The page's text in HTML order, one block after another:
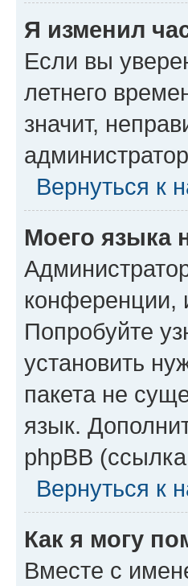
Я изменил
Если вы
летнего
значит,
Вернуться к
Моего языка
конференции,
Попробуйте
установить
пакета не
язык.
phpBB
Вернуться к
Как я могу
Вместе с